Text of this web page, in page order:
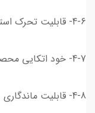
4-6- قابلیت تحرک استراتژیک یا تحرک راهبردی
4-7- خود اتکایی محصول
4-8- قابلیت ماندگاری